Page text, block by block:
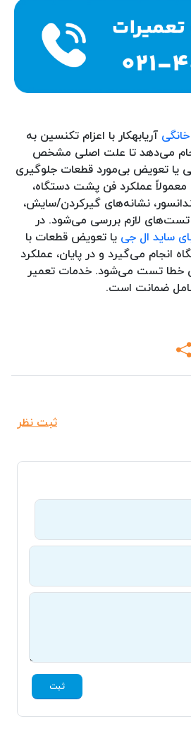
آریابهکار با اعزام تکنسین به
می‌دهد تا علت اصلی مشخص
یا تعویض بی‌مورد قطعات جلوگیری
عملکرد فن پشت دستگاه،
نشانه‌های گیرکردن/سایش،
تست‌های لازم بررسی می‌شود. در
ساید ال جی یا تعویض قطعات با
انجام می‌گیرد و در پایان، عملکرد
خطا تست می‌شود. خدمات تعمیر
شامل ضمانت است.
ثبت نظر
ثبت